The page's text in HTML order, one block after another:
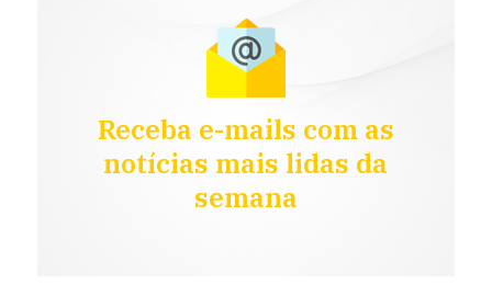
Receba e-mails com as
notícias mais lidas da
semana